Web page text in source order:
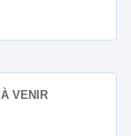
À VENIR